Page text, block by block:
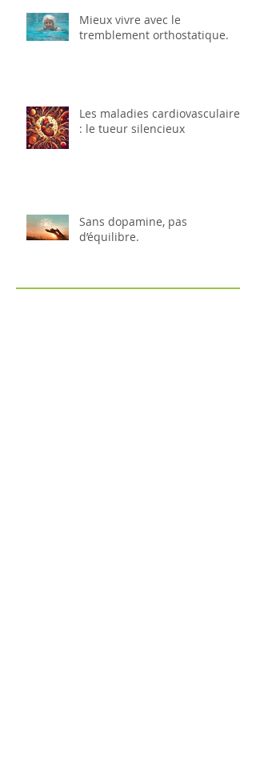
Mieux vivre avec le
tremblement orthostatique.
Les maladies cardiovasculaires
: le tueur silencieux
Sans dopamine, pas
d’équilibre.